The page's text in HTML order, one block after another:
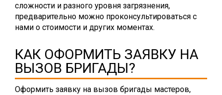
сложности и разного уровня загрязнения,
предварительно можно проконсультироваться с
нами о стоимости и других моментах.
КАК ОФОРМИТЬ ЗАЯВКУ НА
ВЫЗОВ БРИГАДЫ?
Оформить заявку на вызов бригады мастеров,